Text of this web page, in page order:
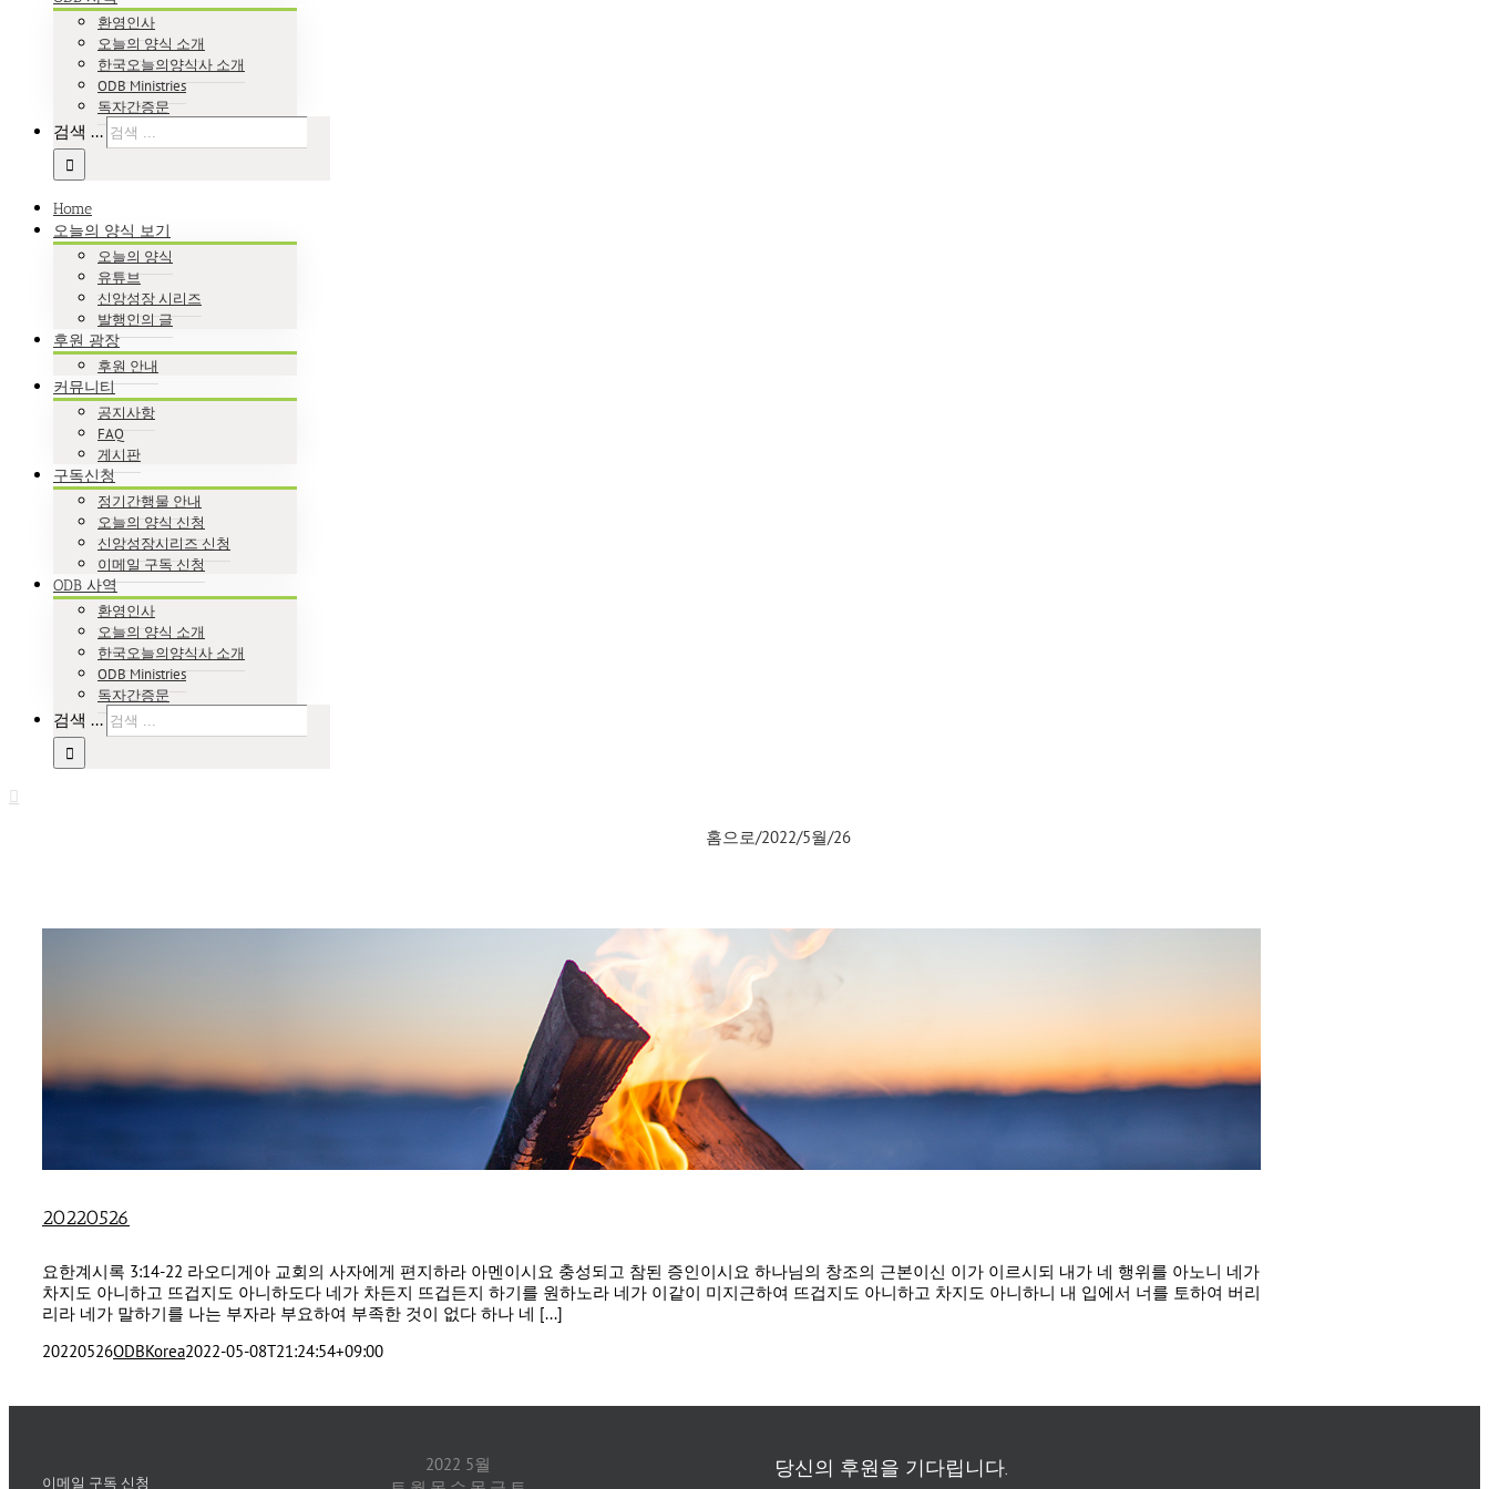
환영인사
오늘의 양식 소개
한국오늘의양식사 소개
ODB Ministries
독자간증문
검색 ...
Home
오늘의 양식 보기
오늘의 양식
유튜브
신앙성장 시리즈
발행인의 글
후원 광장
후원 안내
커뮤니티
공지사항
FAQ
게시판
구독신청
정기간행물 안내
오늘의 양식 신청
신앙성장시리즈 신청
이메일 구독 신청
ODB 사역
환영인사
오늘의 양식 소개
한국오늘의양식사 소개
ODB Ministries
독자간증문
검색 ...
홈으로/2022/5월/26
20220526
요한계시록 3:14-22 라오디게아 교회의 사자에게 편지하라 아멘이시요 충성되고 참된 증인이시요 하나님의 창조의 근본이신 이가 이르시되 내가 네 행위를 아노니 네가
차지도 아니하고 뜨겁지도 아니하도다 네가 차든지 뜨겁든지 하기를 원하노라 네가 이같이 미지근하여 뜨겁지도 아니하고 차지도 아니하니 내 입에서 너를 토하여 버리
리라 네가 말하기를 나는 부자라 부요하여 부족한 것이 없다 하나 네 [...]
20220526ODBKorea2022-05-08T21:24:54+09:00
이메일 구독 신청
2022 5월 당신의 후원을 기다립니다.